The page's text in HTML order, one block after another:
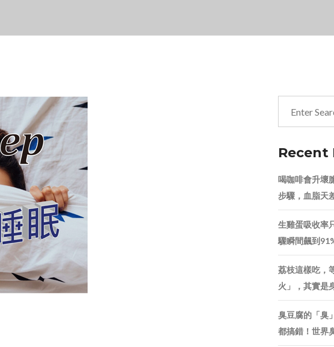
Recent
喝咖啡會升壞
步驟，血脂天
生雞蛋吸收率
驟瞬間飆到
荔枝這樣吃，
火」，其實是
臭豆腐的「臭
都搞錯！世界